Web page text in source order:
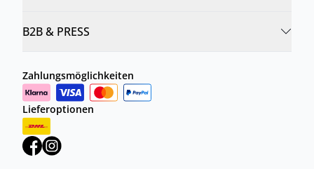
B2B & PRESS
Zahlungsmöglichkeiten
Lieferoptionen